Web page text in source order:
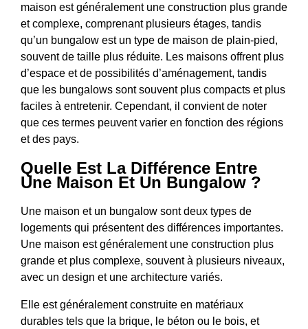
maison est généralement une construction plus grande
et complexe, comprenant plusieurs étages, tandis
qu’un bungalow est un type de maison de plain-pied,
souvent de taille plus réduite. Les maisons offrent plus
d’espace et de possibilités d’aménagement, tandis
que les bungalows sont souvent plus compacts et plus
faciles à entretenir. Cependant, il convient de noter
que ces termes peuvent varier en fonction des régions
et des pays.
Quelle Est La Différence Entre
Une Maison Et Un Bungalow ?
Une maison et un bungalow sont deux types de
logements qui présentent des différences importantes.
Une maison est généralement une construction plus
grande et plus complexe, souvent à plusieurs niveaux,
avec un design et une architecture variés.
Elle est généralement construite en matériaux
durables tels que la brique, le béton ou le bois, et